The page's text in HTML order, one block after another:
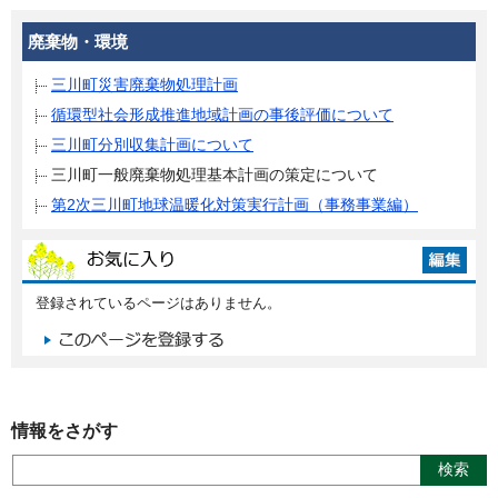
廃棄物・環境
三川町災害廃棄物処理計画
循環型社会形成推進地域計画の事後評価について
三川町分別収集計画について
三川町一般廃棄物処理基本計画の策定について
第2次三川町地球温暖化対策実行計画（事務事業編）
登録されているページはありません。
情報をさがす